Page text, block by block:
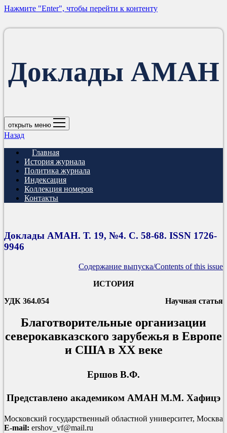
Нажмите "Enter", чтобы перейти к контенту
Доклады АМАН
открыть меню
Назад
Главная
История журнала
Политика журнала
Индексация
Коллекция номеров
Контакты
Доклады АМАН. Т. 19, №4. С. 58-68. ISSN 1726-
9946
Содержание выпуска/Contents of this issue
ИСТОРИЯ
УДК 364.054
Научная статья
Благотворительные организации
северокавказского зарубежья в Европе
и США в ХХ веке
Ершов В.Ф.
Представлено академиком АМАН М.М. Хафицэ
Московский государственный областной университет, Москва
E-mail: ershov_vf@mail.ru